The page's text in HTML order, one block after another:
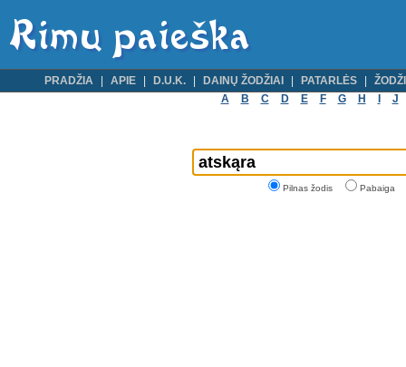
PRADŽIA APIE D.U.K. DAINŲ ŽODŽIAI PATARLĖS
A
B C D E F G H J
Pilnas žodis Pabaiga